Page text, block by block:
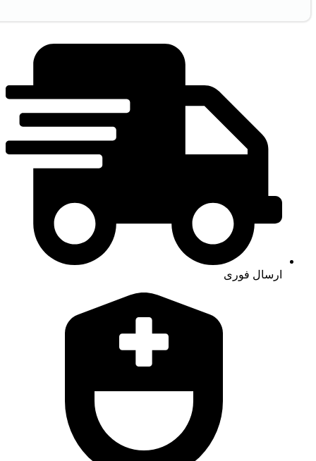
ارسال فوری